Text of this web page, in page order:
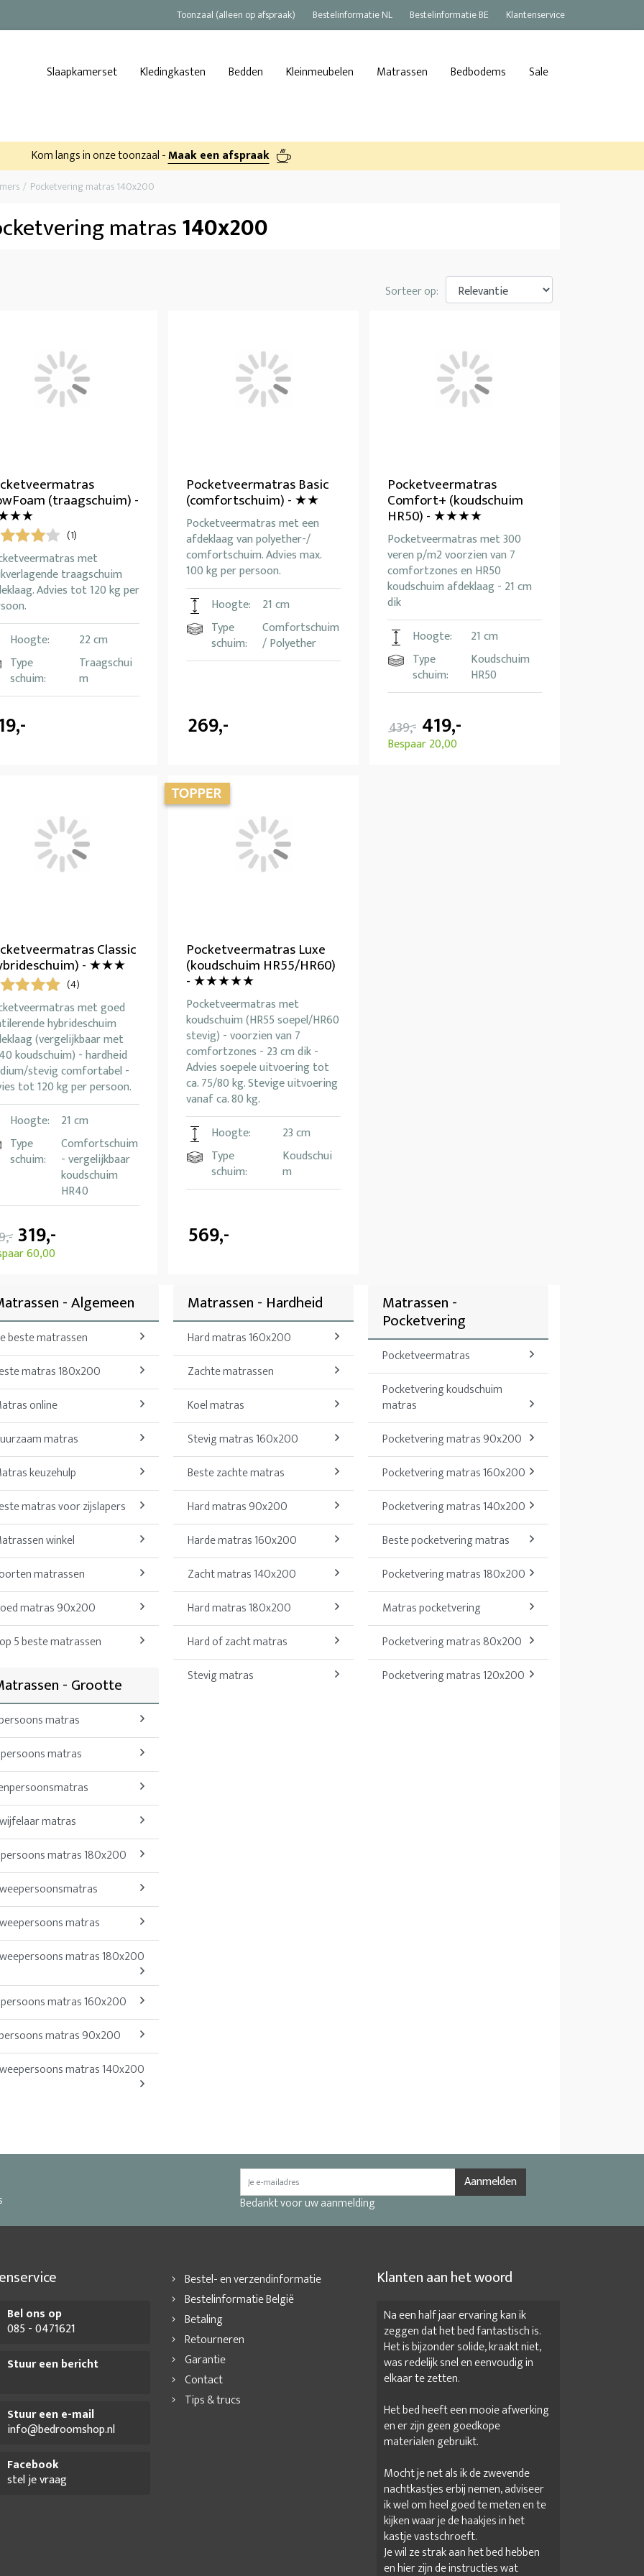
Toonzaal (alleen op afspraak) Bestelinformatie NL Bestelinformatie BE Klantenservice
Slaapkamerset Kledingkasten Bedden Kleinmeubelen Matrassen Bedbodems Sale
Kom langs in onze toonzaal -Maak een afspraak
Pocketvering matras 140x200
matras140x200
Sorteer op:
(traagschuim) -
(1)
met
traagschuim
Advies tot 120 kg per
Hoogte:
22 cm
Type
schuim:
Traagschui
m
Pocketveermatras Basic
(comfortschuim) - ★★
Pocketveermatras met een
afdeklaag van polyether-/
comfortschuim. Advies max.
100 kg per persoon.
Hoogte:
21 cm
Type
schuim:
Comfortschuim
/ Polyether
269,-
Pocketveermatras
Comfort+ (koudschuim
HR50) - ★★★★
Pocketveermatras met 300
veren p/m2 voorzien van 7
comfortzones en HR50
koudschuim afdeklaag - 21 cm
dik
Hoogte:
21 cm
Type
schuim:
Koudschuim
HR50
439,- 419,-
Bespaar 20,00
Classic
- ★★★
(4)
met goed
hybrideschuim
(vergelijkbaar met
koudschuim) - hardheid
stevig comfortabel -
tot 120 kg per persoon.
Hoogte:
21 cm
Type
schuim:
Comfortschuim
- vergelijkbaar
koudschuim
HR40
319,-
60,00
Pocketveermatras Luxe
(koudschuim HR55/HR60)
- ★★★★★
Pocketveermatras met
koudschuim (HR55 soepel/HR60
stevig) - voorzien van 7
comfortzones - 23 cm dik -
Advies soepele uitvoering tot
ca. 75/80 kg. Stevige uitvoering
vanaf ca. 80 kg.
Hoogte:
23 cm
Type
schuim:
Koudschui
m
569,-
- Algemeen
beste matrassen
matras 180x200
online
matras
keuzehulp
matras voor zijslapers
winkel
matrassen
matras 90x200
5 beste matrassen
- Grootte
matras
matras
matras
matras 180x200
matras
matras 180x200
matras 160x200
matras 90x200
matras 140x200
Matrassen - Hardheid
Hard matras 160x200
Zachte matrassen
Koel matras
Stevig matras 160x200
Beste zachte matras
Hard matras 90x200
Harde matras 160x200
Zacht matras 140x200
Hard matras 180x200
Hard of zacht matras
Stevig matras
Matrassen -
Pocketvering
Pocketveermatras
Pocketvering koudschuim
matras
Pocketvering matras 90x200
Pocketvering matras 160x200
Pocketvering matras 140x200
Beste pocketvering matras
Pocketvering matras 180x200
Matras pocketvering
Pocketvering matras 80x200
Pocketvering matras 120x200
Aanmelden
Bedankt voor uw aanmelding
Bel ons op
085 - 0471621
Stuur een bericht
Stuur een e-mail
info@bedroomshop.nl
Facebook
stel je vraag
Bestel- en verzendinformatie
Bestelinformatie België
Betaling
Retourneren
Garantie
Contact
Tips & trucs
Klanten aan het woord
Na een half jaar ervaring kan ik
zeggen dat het bed fantastisch is.
Het is bijzonder solide, kraakt niet,
was redelijk snel en eenvoudig in
elkaar te zetten.
Het bed heeft een mooie afwerking
en er zijn geen goedkope
materialen gebruikt.
Mocht je net als ik de zwevende
nachtkastjes erbij nemen, adviseer
ik wel om heel goed te meten en te
kijken waar je de haakjes in het
kastje vastschroeft.
Je wil ze strak aan het bed hebben
en hier zijn de instructies wat